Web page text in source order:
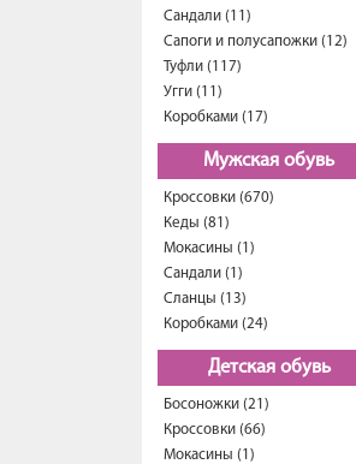
Сандали (11)
Сапоги и полусапожки (12)
Туфли (117)
Угги (11)
Коробками (17)
Мужская обувь
Кроссовки (670)
Кеды (81)
Мокасины (1)
Сандали (1)
Сланцы (13)
Коробками (24)
Детская обувь
Босоножки (21)
Кроссовки (66)
Мокасины (1)